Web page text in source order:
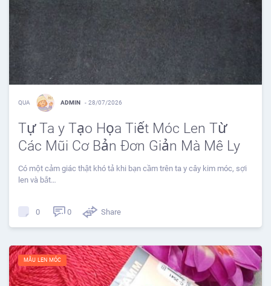
QUA ADMIN - 28/07/2026
Tự Ta y Tạo Họa Tiết Móc Len Từ
Các Mũi Cơ Bản Đơn Giản Mà Mê Ly
Có một cảm giác thật khó tả khi bạn cầm trên ta y cây kim móc, sợi
len và bắt…
0 0 Share
MẪU LEN MÓC